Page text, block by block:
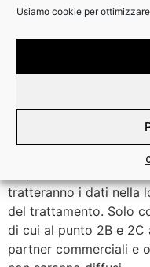
Usiamo cookie per
5. Comunicazione dei
Senza la necessità di
lett. a), b), d) Codice
il Titolare potrà
cui all’art. 2A a
di servizi assicurativi,
comunicazione sia
tratteranno i dati nella
del trattamento. Solo
di cui al punto 2B e 2C
partner commerciali e